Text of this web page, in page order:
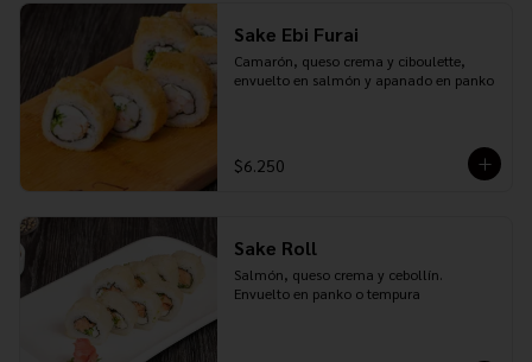
Sake Ebi Furai
Camarón, queso crema y ciboulette,
envuelto en salmón y apanado en panko
$6.250
Sake Roll
Salmón, queso crema y cebollín.
Envuelto en panko o tempura